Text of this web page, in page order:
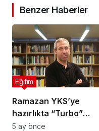
Benzer Haberler
Ramazan YKS’ye
hazırlıkta “Turbo”
etkisi yapabilir!
Eğitim
5 ay önce